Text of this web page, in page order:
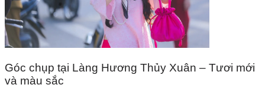
Góc chụp tại Làng Hương Thủy Xuân – Tươi mới
và màu sắc